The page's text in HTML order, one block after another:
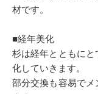
材です。
■経年美化
杉は経年とともに
化していきます。
部分交換も容易で